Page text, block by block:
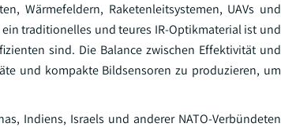
Wärmefeldern, Raketenleitsystemen, UAVs und
traditionelles und teures IR-Optikmaterial ist und
sind. Die Balance zwischen Effektivität und
und kompakte Bildsensoren zu produzieren, um
Indiens, Israels und anderer NATO-Verbündeten